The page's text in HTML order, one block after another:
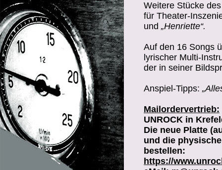
Weitere Stücke
für Theater-
und „Henriette“.
Auf den 16 Songs
lyrischer Multi-
der in seiner
Anspiel-Tipps:
Mailordervertrieb:
UNROCK in
Die neue Platte
und die
bestellen:
https://